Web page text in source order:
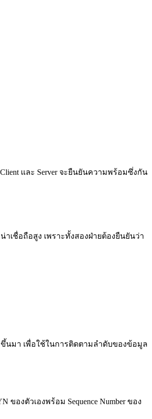
และ Server จะยืนยันความพร้อมซึ่งกัน
าเชื่อถือสูง เพราะทั้งสองฝ่ายต้องยืนยันว่า
มขึ้นมา เพื่อใช้ในการติดตามลำดับของข้อมูล
องตัวเองพร้อม Sequence Number ของ